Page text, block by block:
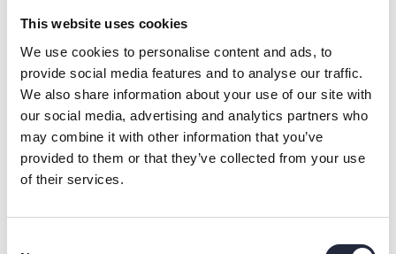
This website uses cookies
We use cookies to personalise content and ads, to
provide social media features and to analyse our traffic.
We also share information about your use of our site with
our social media, advertising and analytics partners who
may combine it with other information that you’ve
provided to them or that they’ve collected from your use
of their services.
– Eftersom vi säljer designmöbler behöver
allt annat material matcha det, allt som
syns på hemsida och sociala medier.